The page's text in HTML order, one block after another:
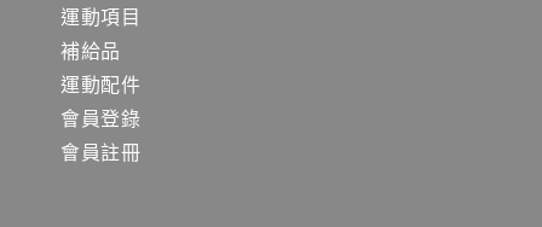
運動項目
補給品
運動配件
會員登錄
會員註冊